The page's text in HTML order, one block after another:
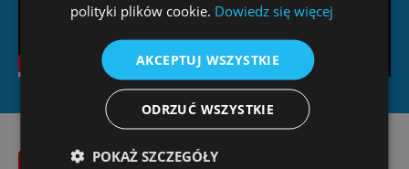
polityki plików cookie. Dowiedz się więcej
AKCEPTUJ WSZYSTKIE
ODRZUĆ WSZYSTKIE
POKAŻ SZCZEGÓŁY